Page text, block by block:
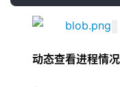
动态查看进程情